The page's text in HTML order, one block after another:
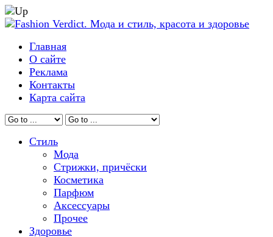
Главная
О сайте
Реклама
Контакты
Карта сайта
Стиль
Мода
Стрижки, причёски
Косметика
Парфюм
Аксессуары
Прочее
Здоровье